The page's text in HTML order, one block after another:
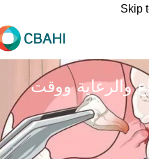
Skip
والرعاية ووقت